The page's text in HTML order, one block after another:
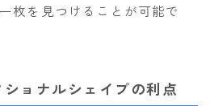
枚を見つけることが可能で
ョナルシェイプの利点